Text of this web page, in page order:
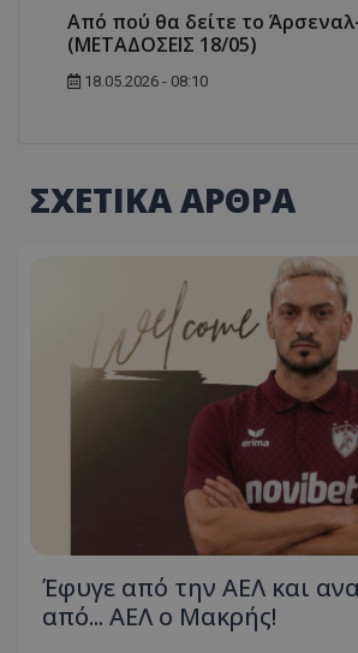
Από πού θα δείτε το
(ΜΕΤΑΔΟΣΕΙΣ 18/05)
18.05.2026 - 08:10
ΣΧΕΤΙΚΑ ΑΡΘΡΑ
Έφυγε από την ΑΕΛ και
από... ΑΕΛ ο Μακρής!